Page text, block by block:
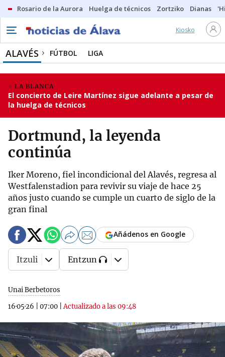
Rosario de la Aurora Huelga de técnicos Zortziko Dianas
Kiosko
ALAVÉS FÚTBOL LIGA
LA BLANCA
El concierto de Leire Martínez sigue adelante a pesar de
la huelga de técnicos
Dortmund, la leyenda
continúa
Iker Moreno, fiel incondicional del Alavés, regresa al
Westfalenstadion para revivir su viaje de hace 25
años justo cuando se cumple un cuarto de siglo de la
gran final
Unai Berbetoros
16·05·26
07:00 |Actualizado a las 09:48
Añádenos en Google
Itzuli Entzun